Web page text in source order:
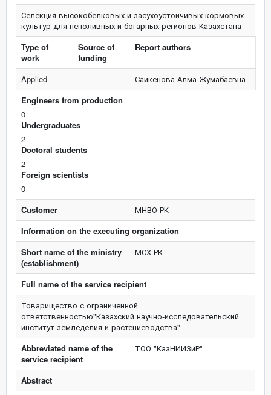
Селекция высокобелковых и засухоустойчивых кормовых
культур для неполивных и богарных регионов Казахстана
Type of
work
Source of
funding
Report authors
Applied
Сайкенова Алма Жумабаевна
Engineers from production
0
Undergraduates
2
Doctoral students
2
Foreign scientists
0
Customer
МНВО РК
Information on the executing organization
Short name of the ministry
(establishment)
МСХ РК
Full name of the service recipient
Товарищество с ограниченной
ответственностью"Казахский научно-исследовательский
институт земледелия и растениеводства"
Abbreviated name of the
service recipient
ТОО "КазНИИЗиР"
Abstract